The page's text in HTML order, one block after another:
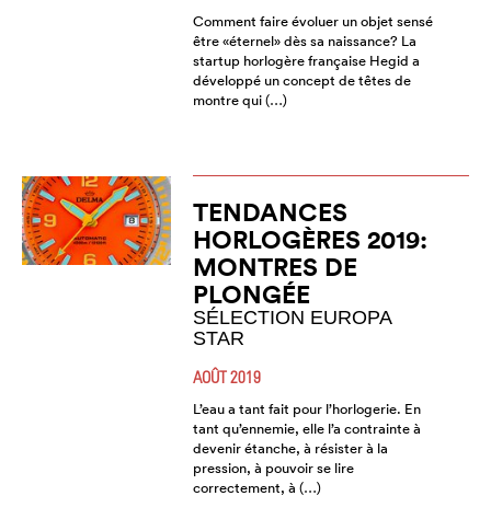
Comment faire évoluer un objet sensé
être «éternel» dès sa naissance? La
startup horlogère française Hegid a
développé un concept de têtes de
montre qui (…)
TENDANCES
HORLOGÈRES 2019:
MONTRES DE
PLONGÉE
SÉLECTION EUROPA
STAR
AOÛT 2019
L’eau a tant fait pour l’horlogerie. En
tant qu’ennemie, elle l’a contrainte à
devenir étanche, à résister à la
pression, à pouvoir se lire
correctement, à (…)